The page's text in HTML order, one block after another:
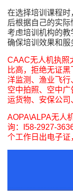
在选择培训课程
后根据自己的实
考虑培训机构的教
确保培训效果和服
CAAC无人机执照
比高，拒绝无证
洋监测、渔业飞行
空中拍照、空中
运货物、安保公司
AOPA\ALPA无人
询：I58-2927-
个工作日出电子证